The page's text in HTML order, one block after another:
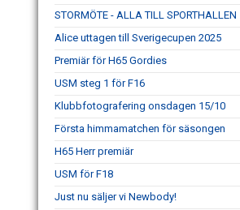
STORMÖTE - ALLA TILL SPORTHALLEN
Alice uttagen till Sverigecupen 2025
Premiär för H65 Gordies
USM steg 1 för F16
Klubbfotografering onsdagen 15/10
Första himmamatchen för säsongen
H65 Herr premiär
USM för F18
Just nu säljer vi Newbody!